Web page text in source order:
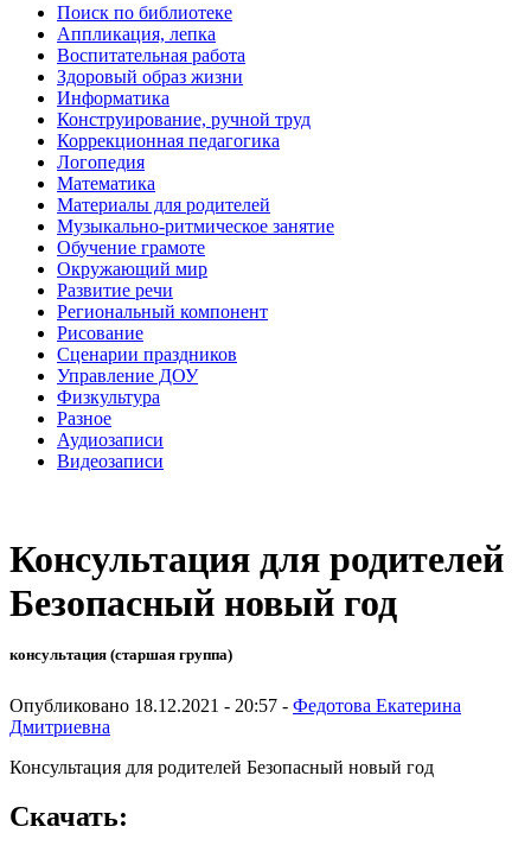
Поиск по библиотеке
Аппликация, лепка
Воспитательная работа
Здоровый образ жизни
Информатика
Конструирование, ручной труд
Коррекционная педагогика
Логопедия
Математика
Материалы для родителей
Музыкально-ритмическое занятие
Обучение грамоте
Окружающий мир
Развитие речи
Региональный компонент
Рисование
Сценарии праздников
Управление ДОУ
Физкультура
Разное
Аудиозаписи
Видеозаписи
Консультация для родителей
Безопасный новый год
консультация (старшая группа)
Опубликовано 18.12.2021 - 20:57 - Федотова Екатерина
Дмитриевна
Консультация для родителей Безопасный новый год
Скачать: